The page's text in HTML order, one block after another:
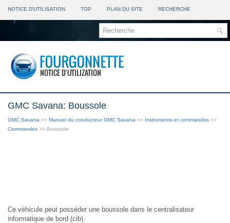
NOTICE D'UTILISATION TOP PLAN DU SITE RECHERCHE
GMC Savana: Boussole
GMC Savana >> Manuel du conducteur GMC Savana >> Instruments et commandes >>
Commandes >> Boussole
Ce véhicule peut posséder une boussole dans le centralisateur
informatique de bord (cib).